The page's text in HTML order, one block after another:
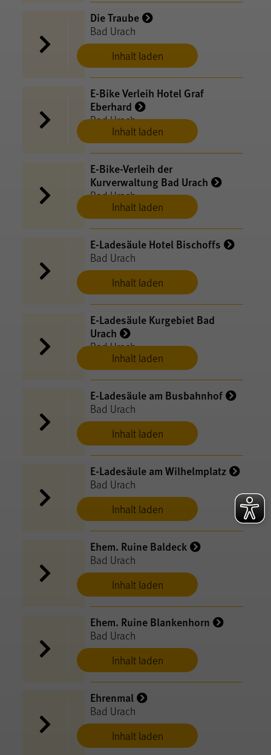
Inhalt laden
Die Traube
Bad Urach
Inhalt laden
E-Bike Verleih Hotel Graf
Eberhard
Bad Urach
Inhalt laden
E-Bike-Verleih der
Kurverwaltung Bad Urach
Bad Urach
Inhalt laden
E-Ladesäule Hotel Bischoffs
Bad Urach
Inhalt laden
E-Ladesäule Kurgebiet Bad
Urach
Bad Urach
Inhalt laden
E-Ladesäule am Busbahnhof
Bad Urach
Inhalt laden
E-Ladesäule am Wilhelmplatz
Bad Urach
Inhalt laden
Ehem. Ruine Baldeck
Bad Urach
Inhalt laden
Ehem. Ruine Blankenhorn
Bad Urach
Inhalt laden
Ehrenmal
Bad Urach